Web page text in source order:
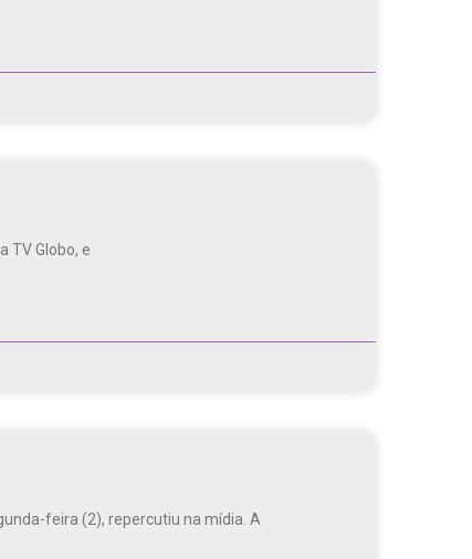
TV Globo, e
feira (2), repercutiu na mídia. A